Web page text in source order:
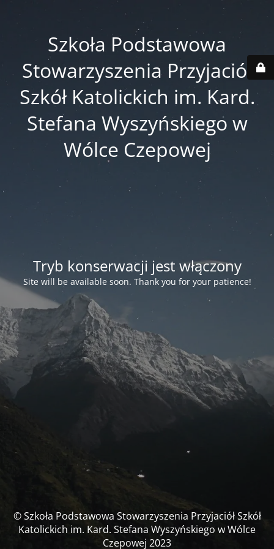
Szkoła Podstawowa
Stowarzyszenia Przyjaciół
Szkół Katolickich im. Kard.
Stefana Wyszyńskiego w
Wólce Czepowej
Tryb konserwacji jest włączony
Site will be available soon. Thank you for your patience!
© Szkoła Podstawowa Stowarzyszenia Przyjaciół Szkół
Katolickich im. Kard. Stefana Wyszyńskiego w Wólce
Czepowej 2023